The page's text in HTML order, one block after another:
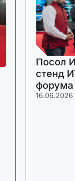
Посол
стенд
16.06.2026